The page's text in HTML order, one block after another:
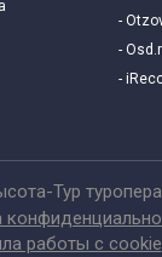
-
-
-
Тур
работы с cookie